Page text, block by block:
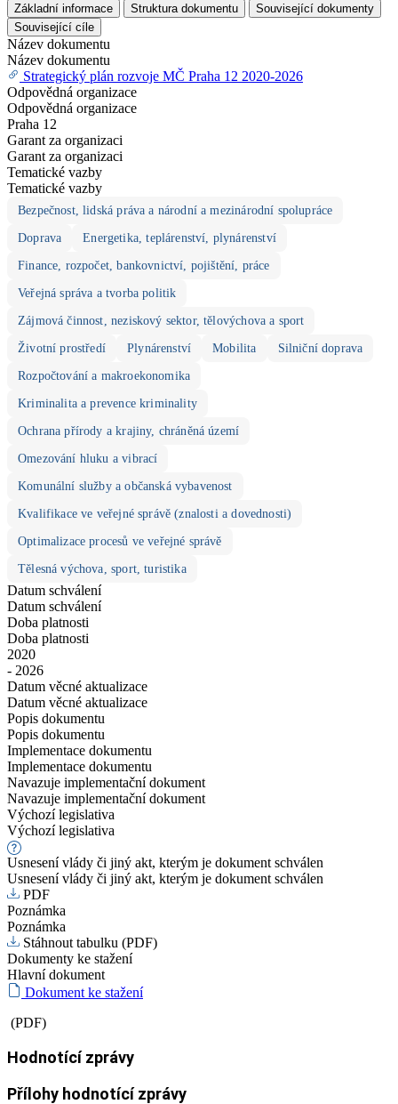
Základní informace Struktura dokumentu
Související dokumenty
Související cíle
Název dokumentu
Název dokumentu
Strategický plán rozvoje MČ Praha 12 2020-2026
Odpovědná organizace
Odpovědná organizace
Praha 12
Garant za organizaci
Garant za organizaci
Tematické vazby
Tematické vazby
Bezpečnost, lidská práva a národní a mezinárodní spolupráce
Doprava Energetika, teplárenství, plynárenství
Finance, rozpočet, bankovnictví, pojištění, práce
Veřejná správa a tvorba politik
Zájmová činnost, neziskový sektor, tělovýchova a sport
Životní prostředí Plynárenství Mobilita Silniční doprava
Rozpočtování a makroekonomika
Kriminalita a prevence kriminality
Ochrana přírody a krajiny, chráněná území
Omezování hluku a vibrací
Komunální služby a občanská vybavenost
Kvalifikace ve veřejné správě (znalosti a dovednosti)
Optimalizace procesů ve veřejné správě
Tělesná výchova, sport, turistika
Datum schválení
Datum schválení
Doba platnosti
Doba platnosti
2020
- 2026
Datum věcné aktualizace
Datum věcné aktualizace
Popis dokumentu
Popis dokumentu
Implementace dokumentu
Implementace dokumentu
Navazuje implementační dokument
Navazuje implementační dokument
Výchozí legislativa
Výchozí legislativa
Usnesení vlády či jiný akt, kterým je dokument schválen
Usnesení vlády či jiný akt, kterým je dokument schválen
PDF
Poznámka
Poznámka
Stáhnout tabulku (PDF)
Dokumenty ke stažení
Hlavní dokument
Dokument ke stažení
(PDF)
Hodnotící zprávy
Přílohy hodnotící zprávy